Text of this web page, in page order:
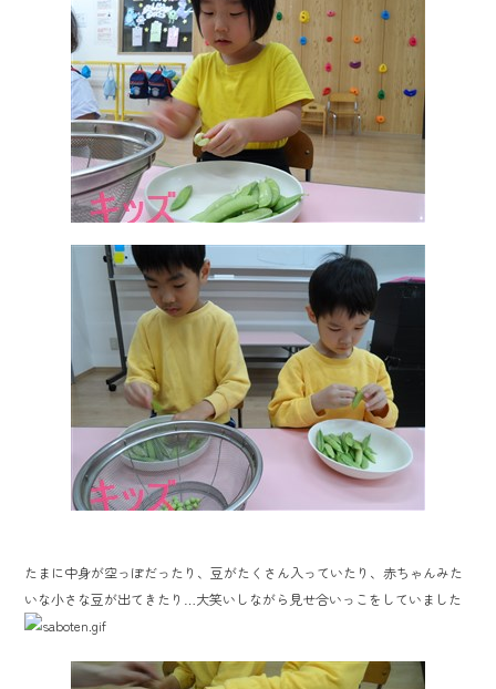
たまに中身が空っぽだったり、豆がたくさん入っていたり、赤ちゃんみた
いな小さな豆が出てきたり…大笑いしながら見せ合いっこをしていました